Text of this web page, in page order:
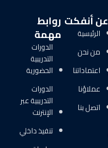
عن أنفكت
الرئيسية
من نحن
اعتماداتنا
عملاؤنا
اتصل بنا
روابط
مهمة
الدورات
التدريبية
الحضورية
الدورات
التدريبية عبر
الإنترنت
تنفيذ داخلي